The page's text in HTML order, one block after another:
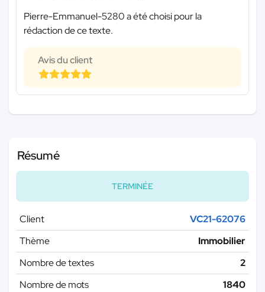
Pierre-Emmanuel-5280 a été choisi pour la
rédaction de ce texte.
Avis du client
Résumé
TERMINÉE
Client
VC21-62076
Thème
Immobilier
Nombre de textes
2
Nombre de mots
1840